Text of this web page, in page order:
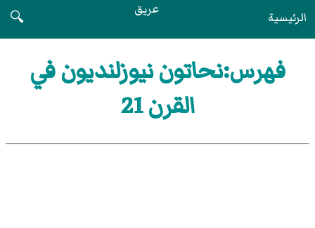
الرئيسية عريق
🔍
فهرس:نحاتون نيوزلنديون في
القرن 21